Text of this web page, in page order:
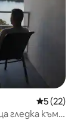
Средна
5 (22)
гледка към